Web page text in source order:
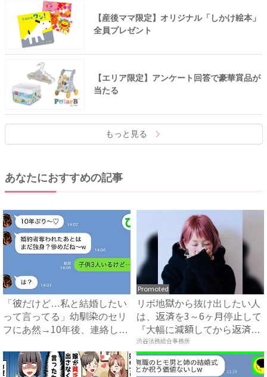
【産後ママ限定】オリジナル「しかけ絵本」
全員プレゼント
【エリア限定】アンケート回答で豪華賞品が
当たる
もっと見る
あなたにおすすめの記事
「彼だけど…私と結婚したい
って言ってる」幼馴染のセリ
フにあ然→10年後、連絡し
Promoted
リボ地獄から抜け出したい人
は、返済を3～6ヶ月停止して
『大幅に減額してから返済
す...
渋谷法務総合事務所